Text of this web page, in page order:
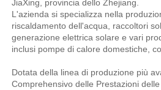
JiaXing, provincia dello Zhejiang.
L'azienda si specializza nella
riscaldamento dell'acqua, raccoltori
generazione elettrica solare e vari
inclusi pompe di calore domestiche,
Dotata della linea di produzione più
Comprehensivo delle Prestazioni